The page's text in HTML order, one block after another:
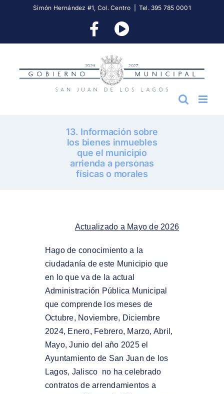
Simón Hernández #1, Col. Centro Tel. 395 785 0001
FacebookYouTube
13. Información sobre
los bienes inmuebles
que el municipio
arrienda a personas
físicas o morales
Actualizado a Mayo de 2026
Hago de conocimiento a la
ciudadanía de este Municipio que
en lo que va de la actual
Administración Pública Municipal
que comprende los meses de
Octubre, Noviembre, Diciembre
2024, Enero, Febrero, Marzo, Abril,
Mayo, Junio del año 2025 el
Ayuntamiento de San Juan de los
Lagos, Jalisco no ha celebrado
contratos de arrendamientos a